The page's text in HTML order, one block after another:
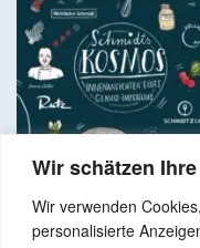
Wir schätzen
Wir verwenden
personalisierte